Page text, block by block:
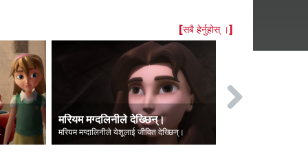
[सबै हेर्नुहोस् ।]
मरियम मग्‍दलिनीले देख्छिन्।
मरियम मग्दालिनीले येशूलाई जीवित देख्छिन्।